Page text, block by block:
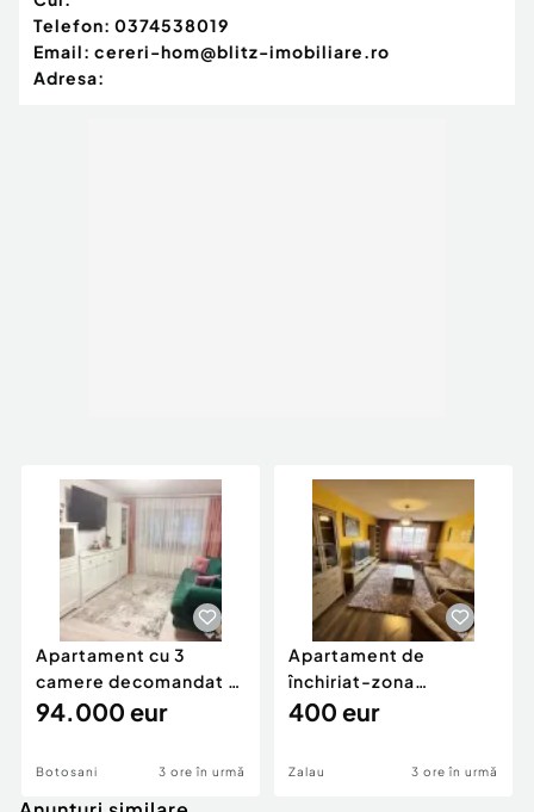
Telefon: 0374538019
Email: cereri-hom@blitz-imobiliare.ro
Adresa:
Apartament cu 3
camere decomandat -
renovat - Bucovina -
94.000 eur
Botosani 3 ore în urmă
Apartament de
închiriat-zona
ultracentrală
400 eur
Zalau 3 ore în urmă